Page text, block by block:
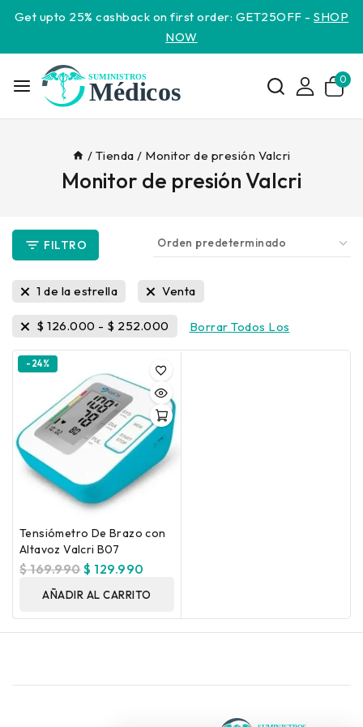
Get upto 25% cashback on first order: GET25OFF -SHOP
NOW
0
/ Tienda / Monitor de presión Valcri
Monitor de presión Valcri
FILTRO
1 de la estrella Venta
$ 126.000 - $ 252.000 Borrar Todos Los
-24%
Tensiómetro De Brazo con
Altavoz Valcri B07
$169.990$ 129.990
AÑADIR AL CARRITO